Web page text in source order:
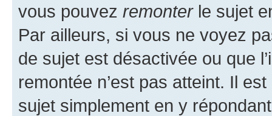
vous pouvez remonterle sujet
Par ailleurs, si vous ne voyez
de sujet est désactivée ou que
remontée n’est pas atteint. Il
sujet simplement en y